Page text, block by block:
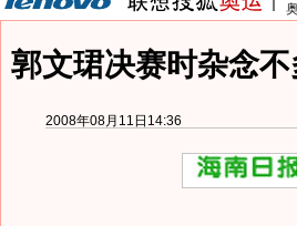
郭文珺决赛时杂念
2008年08月11日14:36